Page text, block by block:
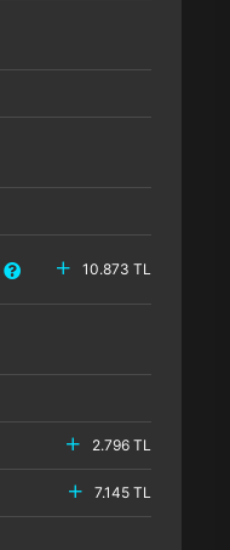
10.873 TL
2.796 TL
7.145 TL